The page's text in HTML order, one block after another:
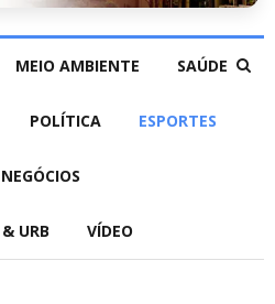
MEIO AMBIENTE SAÚDE
POLÍTICA ESPORTES
URB VÍDEO